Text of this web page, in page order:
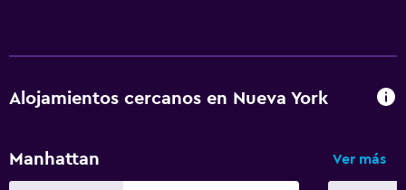
Zona de trabajo
Escritorio
Alojamientos cercanos en Nueva York
Manhattan Ver más